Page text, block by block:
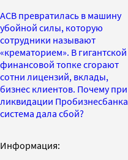
АСВ превратилась в машину
убойной силы, которую
сотрудники называют
«крематорием». В гигантской
финансовой топке сгорают
сотни лицензий, вклады,
бизнес клиентов. Почему при
ликвидации Пробизнесбанка
система дала сбой?
Информация: